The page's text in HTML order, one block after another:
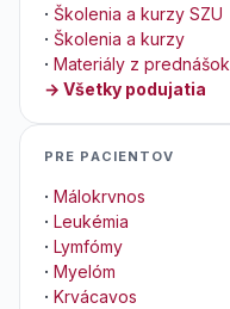
· Školenia a kurzy SZU
· Školenia a kurzy
· Materiály z prednášok
→ Všetky podujatia
PRE PACIENTOV
· Málokrvnos
· Leukémia
· Lymfómy
· Myelóm
· Krvácavos